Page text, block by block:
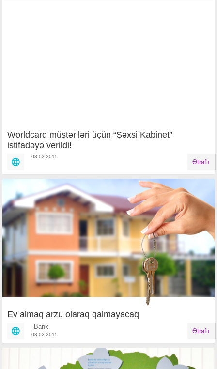
Worldcard müştəriləri üçün “Şəxsi Kabinet”
istifadəyə verildi!
03.02.2015
Ətraflı
Ev almaq arzu olaraq qalmayacaq
Bank
03.02.2015 Ətraflı